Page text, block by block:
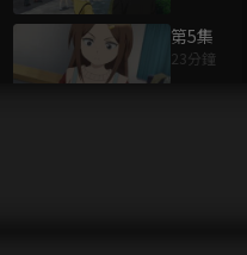
第5集
23分鐘
為您推薦